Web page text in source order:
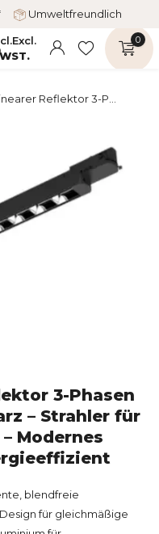
Umweltfreundlich
Excl.
0
Reflektor 3-P...
3-Phasen
– Strahler für
Modernes
blendfreie
für gleichmäßige